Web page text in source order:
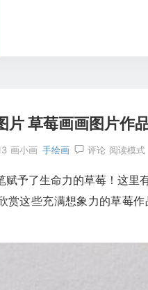
片 草莓画画图片作
画小画 手绘画 评论 阅读模式
予了生命力的草莓！这
这些充满想象力的草莓